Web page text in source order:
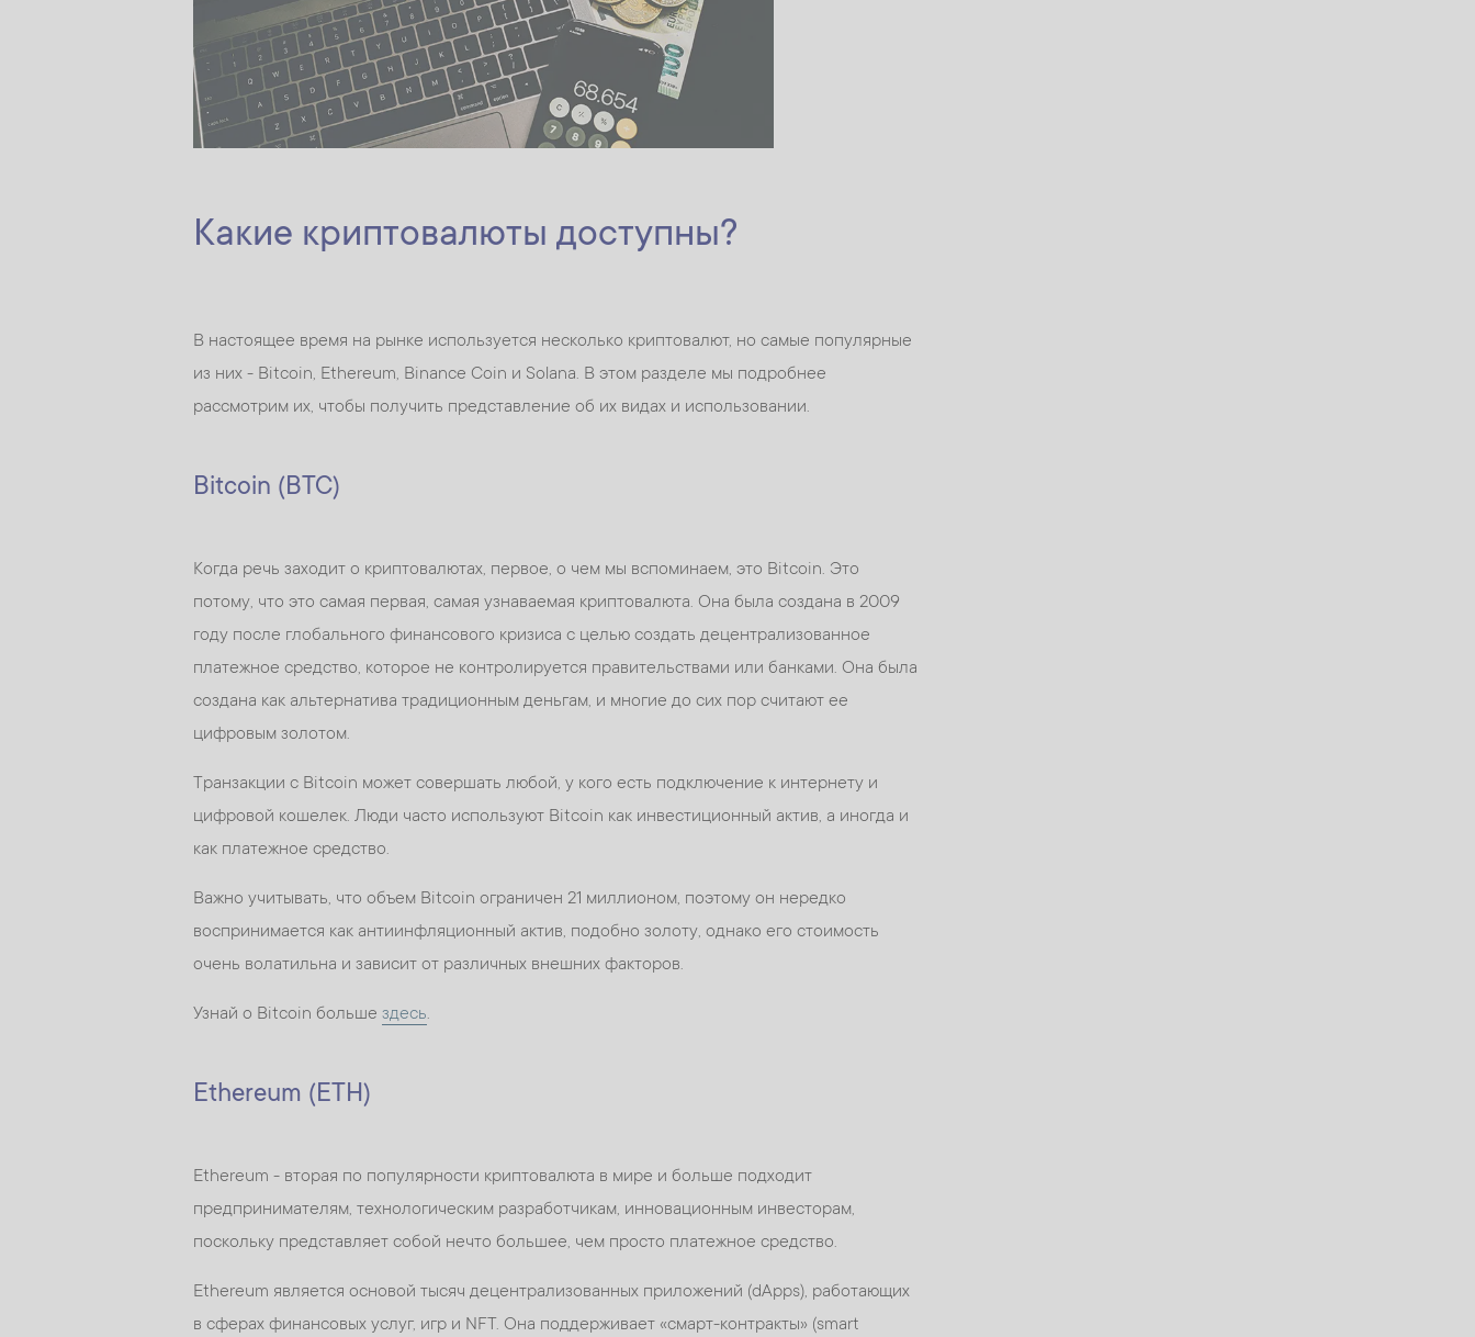
Какие криптовалюты доступны?
В настоящее время на рынке используется несколько криптовалют, но самые популярные
из них - Bitcoin, Ethereum, Binance Coin и Solana. В этом разделе мы подробнее
рассмотрим их, чтобы получить представление об их видах и использовании.
Bitcoin (BTC)
Когда речь заходит о криптовалютах, первое, о чем мы вспоминаем, это Bitcoin. Это
потому, что это самая первая, самая узнаваемая криптовалюта. Она была создана в 2009
году после глобального финансового кризиса с целью создать децентрализованное
платежное средство, которое не контролируется правительствами или банками. Она была
создана как альтернатива традиционным деньгам, и многие до сих пор считают ее
цифровым золотом.
Транзакции с Bitcoin может совершать любой, у кого есть подключение к интернету и
цифровой кошелек. Люди часто используют Bitcoin как инвестиционный актив, а иногда и
как платежное средство.
Важно учитывать, что объем Bitcoin ограничен 21 миллионом, поэтому он нередко
воспринимается как антиинфляционный актив, подобно золоту, однако его стоимость
очень волатильна и зависит от различных внешних факторов.
Узнай о Bitcoin больше здесь.
Ethereum (ETH)
Ethereum - вторая по популярности криптовалюта в мире и больше подходит
предпринимателям, технологическим разработчикам, инновационным инвесторам,
поскольку представляет собой нечто большее, чем просто платежное средство.
Ethereum является основой тысяч децентрализованных приложений (dApps), работающих
в сферах финансовых услуг, игр и NFT. Она поддерживает «смарт-контракты» (smart